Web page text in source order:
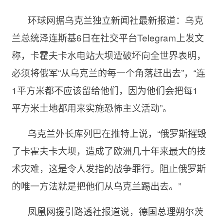
环球网据乌克兰独立新闻社最新报道：乌克
兰总统泽连斯基6日在社交平台Telegram上发文
称，卡霍夫卡水电站大坝遭破坏向全世界表明，
必须将俄军“从乌克兰的每一个角落赶出去”，“连
1平方米都不应该留给他们，因为他们会把每1
平方米土地都用来实施恐怖主义活动”。
乌克兰外长库列巴在推特上说，“俄罗斯摧毁
了卡霍夫卡大坝，造成了欧洲几十年来最大的技
术灾难，这是令人发指的战争罪行。阻止俄罗斯
的唯一方法就是把他们从乌克兰踢出去。”
凤凰网援引路透社报道说，德国总理朔尔茨